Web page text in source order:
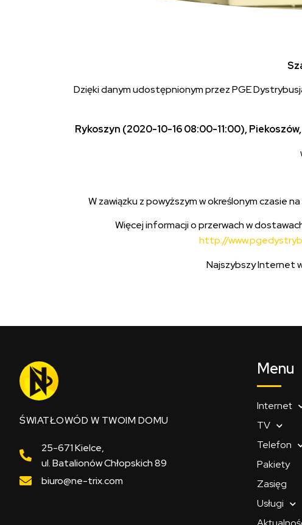
Dzięki danym udostępnionym przez PGE
Rykoszyn (2020-10-16 08:00-11:00),
W zawiązku z powyższym w określonym czasie
Więcej informacji o przerwach w
http://
Najszybszy Internet
ŚWIATŁOWÓD W TWOIM DOMU
25-671 Kielce,
ul. Batalionów Chłopskich 89
biuro@ne-trix.com
Menu
Internet
TV
Telefon
Pakiety
Zasięg
Usługi